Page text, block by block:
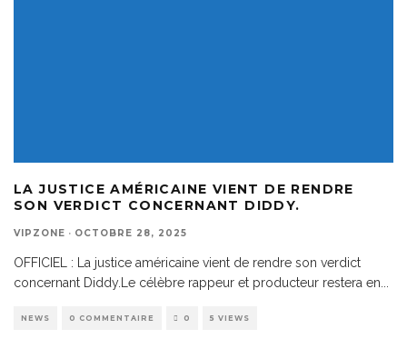
LA JUSTICE AMÉRICAINE VIENT DE RENDRE
SON VERDICT CONCERNANT DIDDY.
VIPZONE · OCTOBRE 28, 2025
OFFICIEL : La justice américaine vient de rendre son verdict
concernant Diddy.Le célèbre rappeur et producteur restera en
NEWS 0 COMMENTAIRE 0 5 VIEWS